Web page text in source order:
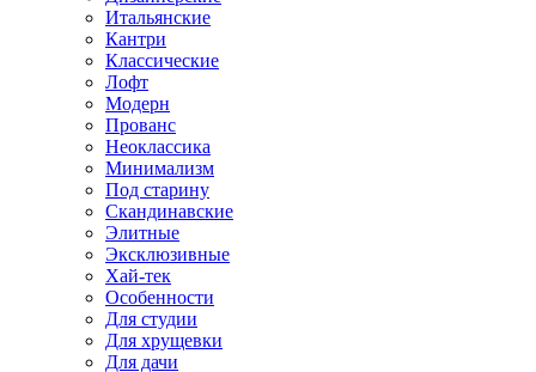
Итальянские
Кантри
Классические
Лофт
Модерн
Прованс
Неоклассика
Минимализм
Под старину
Скандинавские
Элитные
Эксклюзивные
Хай-тек
Особенности
Для студии
Для хрущевки
Для дачи